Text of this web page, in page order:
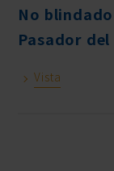
No blindado
Pasador
Vista